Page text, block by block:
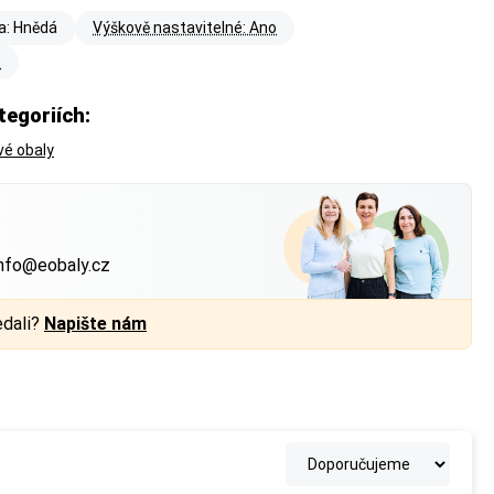
Hnědá
Výškově nastavitelné: Ano
obaly
Napište nám
každé straně.
každé straně.